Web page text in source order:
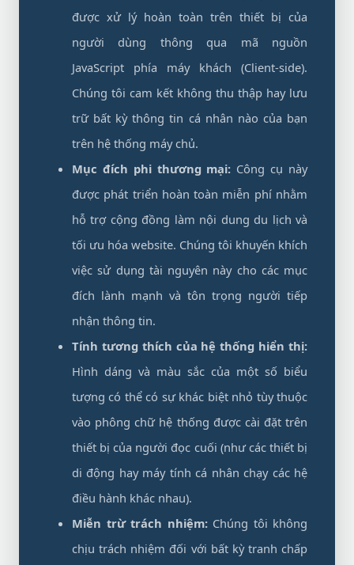
được xử lý hoàn toàn trên thiết bị của
người dùng thông qua mã nguồn
JavaScript phía máy khách (Client-side).
Chúng tôi cam kết không thu thập hay lưu
trữ bất kỳ thông tin cá nhân nào của bạn
trên hệ thống máy chủ.
Mục đích phi thương mại: Công cụ này
được phát triển hoàn toàn miễn phí nhằm
hỗ trợ cộng đồng làm nội dung du lịch và
tối ưu hóa website. Chúng tôi khuyến khích
việc sử dụng tài nguyên này cho các mục
đích lành mạnh và tôn trọng người tiếp
nhận thông tin.
Tính tương thích của hệ thống hiển thị:
Hình dáng và màu sắc của một số biểu
tượng có thể có sự khác biệt nhỏ tùy thuộc
vào phông chữ hệ thống được cài đặt trên
thiết bị của người đọc cuối (như các thiết bị
di động hay máy tính cá nhân chạy các hệ
điều hành khác nhau).
Miễn trừ trách nhiệm:Chúng tôi không
chịu trách nhiệm đối với bất kỳ tranh chấp